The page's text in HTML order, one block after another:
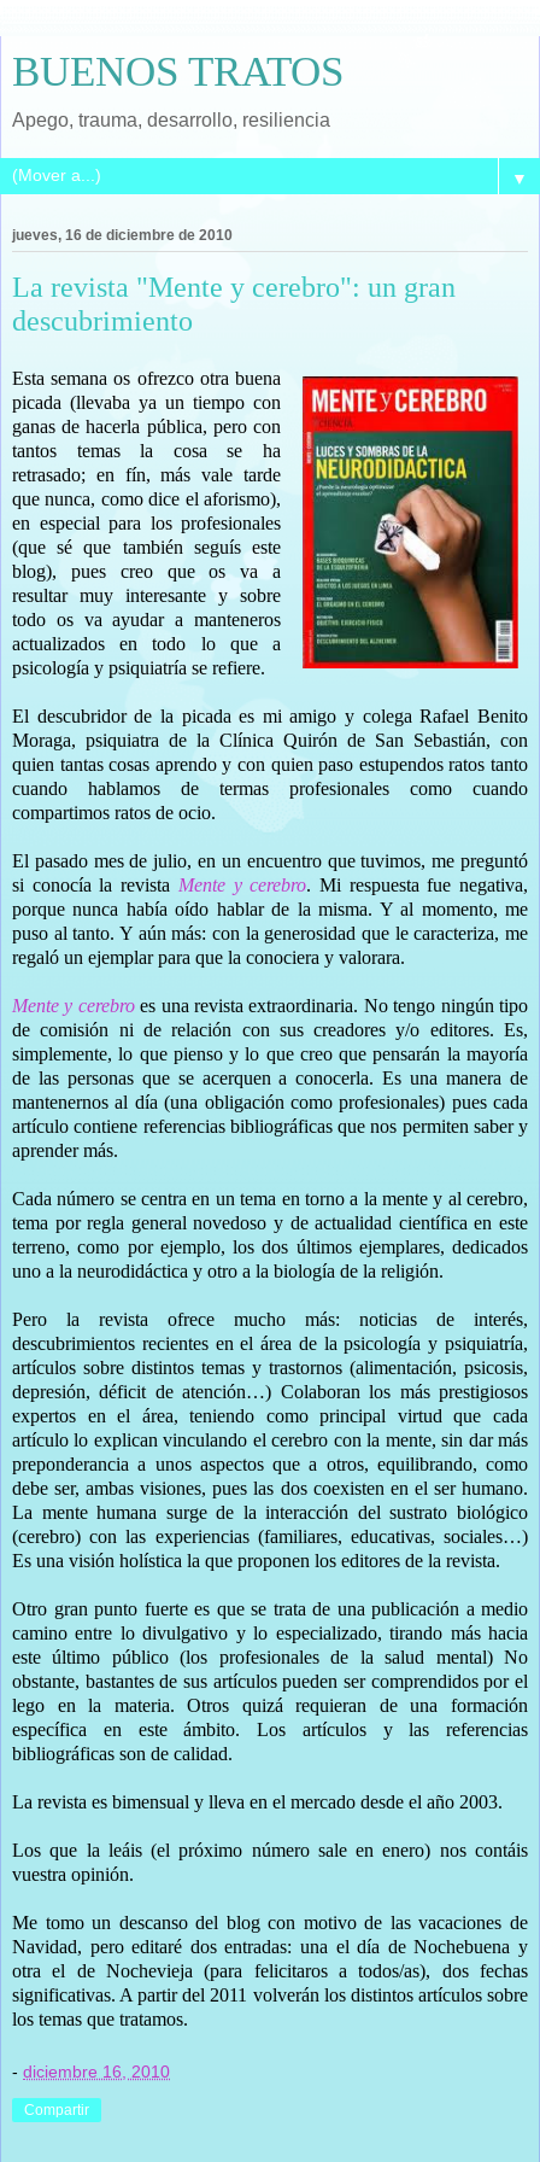
BUENOS TRATOS
Apego, trauma, desarrollo, resiliencia
▼
jueves, 16 de diciembre de 2010
La revista "Mente y cerebro": un gran
descubrimiento
Esta semana os ofrezco otra buena
picada (llevaba ya un tiempo con
ganas de hacerla pública, pero con
tantos temas la cosa se ha
retrasado; en fín, más vale tarde
que nunca, como dice el aforismo),
en especial para los profesionales
(que sé que también seguís este
blog), pues creo que os va a
resultar muy interesante y sobre
todo os va ayudar a manteneros
actualizados en todo lo que a
psicología y psiquiatría se refiere.
El descubridor de la picada es mi amigo y colega Rafael Benito
Moraga, psiquiatra de la Clínica Quirón de San Sebastián, con
quien tantas cosas aprendo y con quien paso estupendos ratos tanto
cuando hablamos de termas profesionales como cuando
compartimos ratos de ocio.
El pasado mes de julio, en un encuentro que tuvimos, me preguntó
si conocía la revista Mente y cerebro. Mi respuesta fue negativa,
porque nunca había oído hablar de la misma. Y al momento, me
puso al tanto. Y aún más: con la generosidad que le caracteriza, me
regaló un ejemplar para que la conociera y valorara.
Mente y cerebro es una revista extraordinaria. No tengo ningún tipo
de comisión ni de relación con sus creadores y/o editores. Es,
simplemente, lo que pienso y lo que creo que pensarán la mayoría
de las personas que se acerquen a conocerla. Es una manera de
mantenernos al día (una obligación como profesionales) pues cada
artículo contiene referencias bibliográficas que nos permiten saber y
aprender más.
Cada número se centra en un tema en torno a la mente y al cerebro,
tema por regla general novedoso y de actualidad científica en este
terreno, como por ejemplo, los dos últimos ejemplares, dedicados
uno a la neurodidáctica y otro a la biología de la religión.
Pero la revista ofrece mucho más: noticias de interés,
descubrimientos recientes en el área de la psicología y psiquiatría,
artículos sobre distintos temas y trastornos (alimentación, psicosis,
depresión, déficit de atención…) Colaboran los más prestigiosos
expertos en el área, teniendo como principal virtud que cada
artículo lo explican vinculando el cerebro con la mente, sin dar más
preponderancia a unos aspectos que a otros, equilibrando, como
debe ser, ambas visiones, pues las dos coexisten en el ser humano.
La mente humana surge de la interacción del sustrato biológico
(cerebro) con las experiencias (familiares, educativas, sociales…)
Es una visión holística la que proponen los editores de la revista.
Otro gran punto fuerte es que se trata de una publicación a medio
camino entre lo divulgativo y lo especializado, tirando más hacia
este último público (los profesionales de la salud mental) No
obstante, bastantes de sus artículos pueden ser comprendidos por el
lego en la materia. Otros quizá requieran de una formación
específica en este ámbito. Los artículos y las referencias
bibliográficas son de calidad.
La revista es bimensual y lleva en el mercado desde el año 2003.
Los que la leáis (el próximo número sale en enero) nos contáis
vuestra opinión.
Me tomo un descanso del blog con motivo de las vacaciones de
Navidad, pero editaré dos entradas: una el día de Nochebuena y
otra el de Nochevieja (para felicitaros a todos/as), dos fechas
significativas. A partir del 2011 volverán los distintos artículos sobre
los temas que tratamos.
- diciembre 16, 2010
Compartir